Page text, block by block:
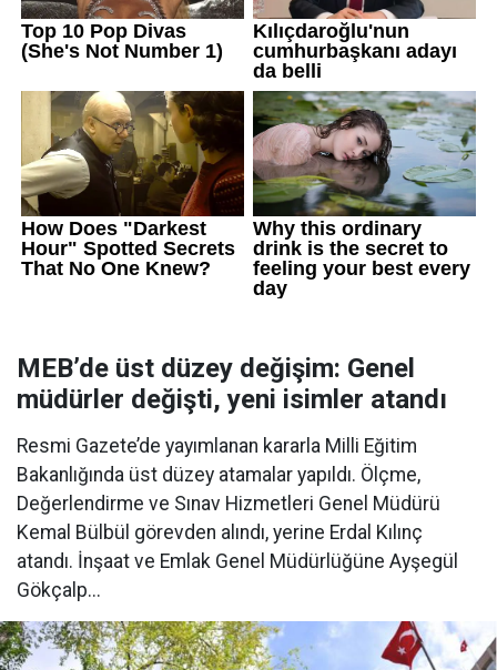
MEB’de üst düzey değişim: Genel
müdürler değişti, yeni isimler atandı
Resmi Gazete’de yayımlanan kararla Milli Eğitim
Bakanlığında üst düzey atamalar yapıldı. Ölçme,
Değerlendirme ve Sınav Hizmetleri Genel Müdürü
Kemal Bülbül görevden alındı, yerine Erdal Kılınç
atandı. İnşaat ve Emlak Genel Müdürlüğüne Ayşegül
Gökçalp...